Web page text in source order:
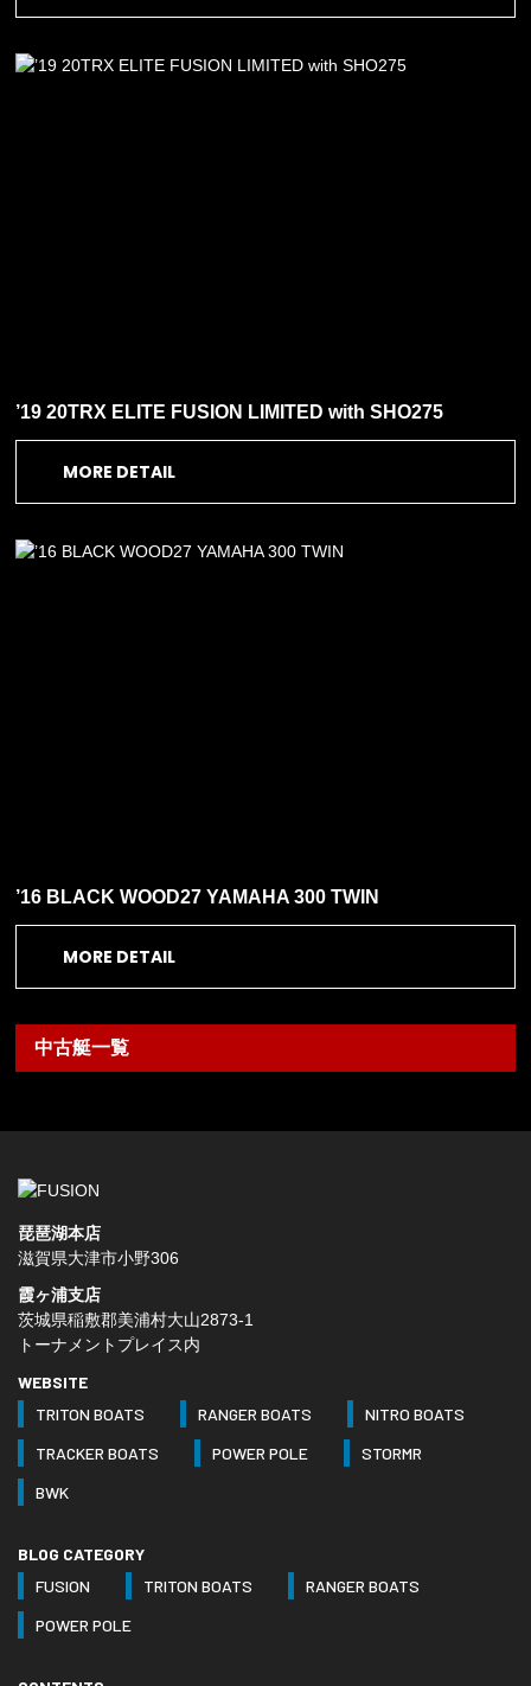
’19 20TRX ELITE FUSION LIMITED with SHO275
MORE DETAIL
’16 BLACK WOOD27 YAMAHA 300 TWIN
MORE DETAIL
中古艇一覧
琵琶湖本店
滋賀県大津市小野306
霞ヶ浦支店
茨城県稲敷郡美浦村大山2873-1
トーナメントプレイス内
WEBSITE
TRITON BOATS
RANGER BOATS
NITRO BOATS
TRACKER BOATS
POWER POLE
STORMR
BWK
BLOG CATEGORY
FUSION
TRITON BOATS
RANGER BOATS
POWER POLE